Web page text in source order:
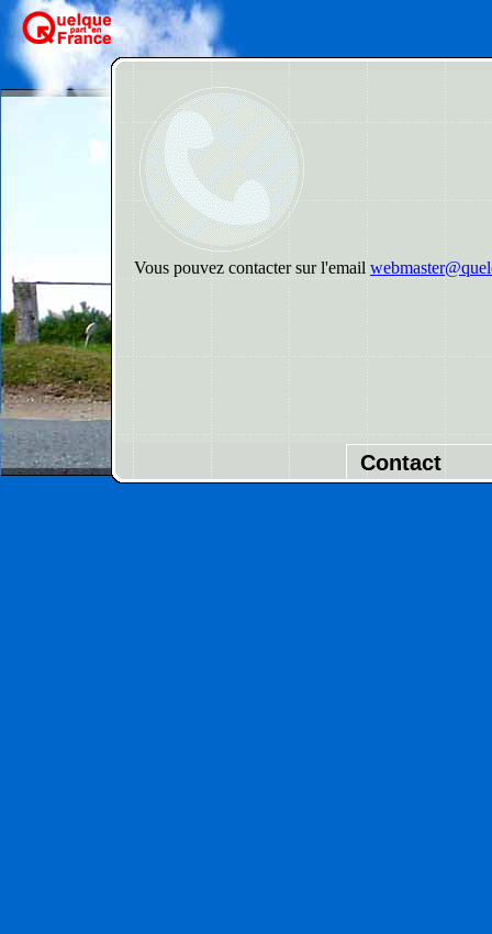
Vous pouvez contacter sur l'email
Contact